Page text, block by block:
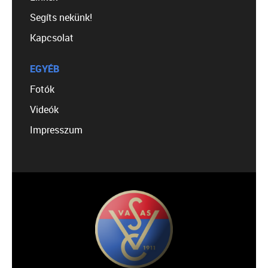
Segíts nekünk!
Kapcsolat
EGYÉB
Fotók
Videók
Impresszum